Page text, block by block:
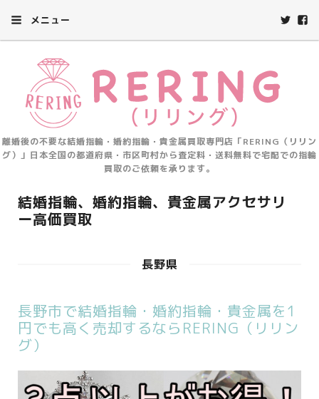
メニュー
離婚後の不要な結婚指輪・婚約指輪・貴金属買取専門店「RERING（リリン
グ）」日本全国の都道府県・市区町村から査定料・送料無料で宅配での指輪
買取のご依頼を承ります。
結婚指輪、婚約指輪、貴金属アクセサリ
ー高価買取
長野県
長野市で結婚指輪・婚約指輪・貴金属を1
円でも高く売却するならRERING（リリン
グ）